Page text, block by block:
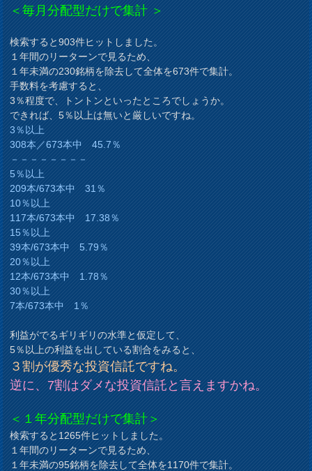
＜毎月分配型だけで集計 ＞
検索すると903件ヒットしました。
１年間のリーターンで見るため、
１年未満の230銘柄を除去して全体を673件で集計。
手数料を考慮すると、
3％程度で、トントンといったところでしょうか。
できれば、5％以上は無いと厳しいですね。
3％以上
308本／673本中 45.7％
－－－－－－－－
5％以上
209本/673本中 31％
10％以上
117本/673本中 17.38％
15％以上
39本/673本中 5.79％
20％以上
12本/673本中 1.78％
30％以上
7本/673本中 1％
利益がでるギリギリの水準と仮定して、
5％以上の利益を出している割合をみると、
３割が優秀な投資信託ですね。
逆に、7割はダメな投資信託と言えますかね。
＜１年分配型だけで集計＞
検索すると1265件ヒットしました。
１年間のリーターンで見るため、
１年未満の95銘柄を除去して全体を1170件で集計。